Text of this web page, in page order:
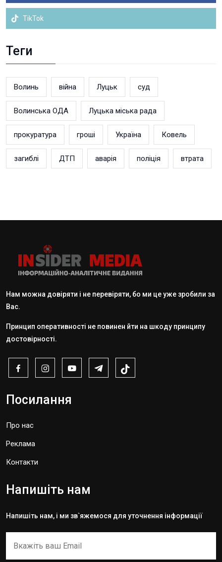
TikTok
Теги
Волинь війна Луцьк суд
Волинська ОДА Луцька міська рада
прокуратура гроші Україна Ковель
загиблі ДТП аварія поліція втрата
Нам можна довіряти і не перевіряти, бо ми це уже зробили за
Вас.
Принцип оперативності не повинен йти на шкоду принципу
достовірності.
Посилання
Про нас
Реклама
Контакти
Напишіть нам
Напишіть нам, і ми зв`яжемося для уточнення інформації